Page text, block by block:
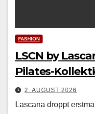
FASHION
LSCN by
Pilates-
2. AUGUST 2026
Las­cana droppt